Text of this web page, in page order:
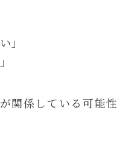
」
関係している可能性